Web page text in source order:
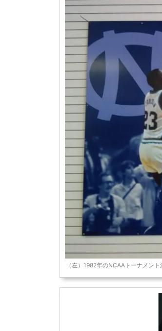
（左）1982年のNCAAトーナメン